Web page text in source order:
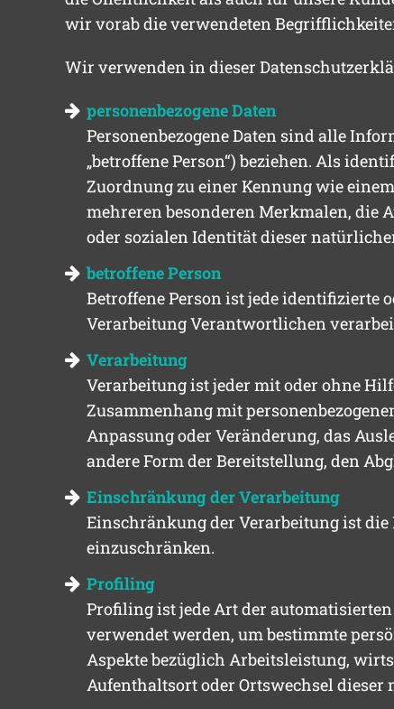
wir vorab die verwendeten
Wir verwenden in dieser
personenbezogene Daten
Personenbezogene Daten sind alle
„betroffene Person“) beziehen. Als
Zuordnung zu einer Kennung wie
mehreren besonderen Merkmalen, die
oder sozialen Identität dieser
betroffene Person
Betroffene Person ist jede identifizierte
Verarbeitung Verantwortlichen
Verarbeitung
Verarbeitung ist jeder mit oder ohne
Zusammenhang mit
Anpassung oder Veränderung, das
andere Form der Bereitstellung, den
Einschränkung der Verarbeitung
Einschränkung der Verarbeitung ist
einzuschränken.
Profiling
Profiling ist jede Art der automatisierten
verwendet werden, um bestimmte
Aspekte bezüglich Arbeitsleistung,
Aufenthaltsort oder Ortswechsel